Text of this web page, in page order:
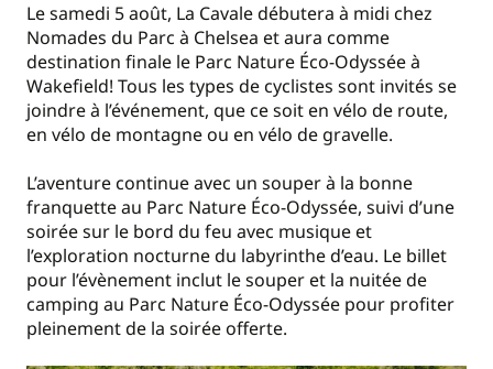
Le samedi 5 août, La Cavale débutera à midi chez
Nomades du Parc à Chelsea et aura comme
destination finale le Parc Nature Éco-Odyssée à
Wakefield! Tous les types de cyclistes sont invités se
joindre à l’événement, que ce soit en vélo de route,
en vélo de montagne ou en vélo de gravelle.
L’aventure continue avec un souper à la bonne
franquette au Parc Nature Éco-Odyssée, suivi d’une
soirée sur le bord du feu avec musique et
l’exploration nocturne du labyrinthe d’eau. Le billet
pour l’évènement inclut le souper et la nuitée de
camping au Parc Nature Éco-Odyssée pour profiter
pleinement de la soirée offerte.